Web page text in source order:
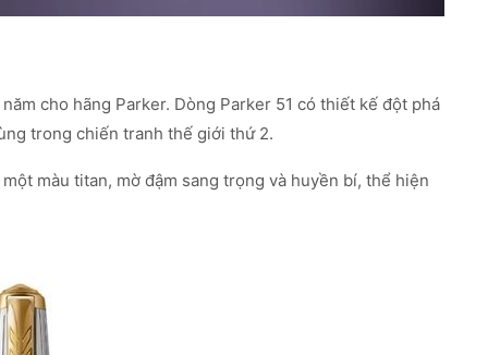
cho hãng Parker. Dòng Parker 51 có thiết kế đột phá
trong chiến tranh thế giới thứ 2.
màu titan, mờ đậm sang trọng và huyền bí, thể hiện